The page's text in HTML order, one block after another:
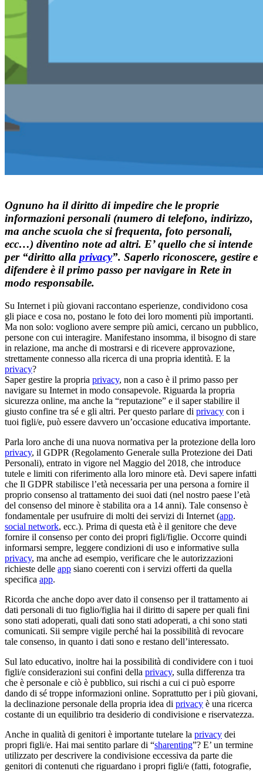
Ognuno ha il diritto di impedire che le proprie
informazioni personali (numero di telefono, indirizzo,
ma anche scuola che si frequenta, foto personali,
ecc…) diventino note ad altri. E’ quello che si intende
per “diritto alla privacy”. Saperlo riconoscere, gestire e
difendere è il primo passo per navigare in Rete in
modo responsabile.
Su Internet i più giovani raccontano esperienze, condividono cosa
gli piace e cosa no, postano le foto dei loro momenti più importanti.
Ma non solo: vogliono avere sempre più amici, cercano un pubblico,
persone con cui interagire. Manifestano insomma, il bisogno di stare
in relazione, ma anche di mostrarsi e di ricevere approvazione,
strettamente connesso alla ricerca di una propria identità. E la
privacy?
Saper gestire la propria privacy, non a caso è il primo passo per
navigare su Internet in modo consapevole. Riguarda la propria
sicurezza online, ma anche la “reputazione” e il saper stabilire il
giusto confine tra sé e gli altri. Per questo parlare di privacy con i
tuoi figli/e, può essere davvero un’occasione educativa importante.
Parla loro anche di una nuova normativa per la protezione della loro
privacy, il GDPR (Regolamento Generale sulla Protezione dei Dati
Personali), entrato in vigore nel Maggio del 2018, che introduce
tutele e limiti con riferimento alla loro minore età. Devi sapere infatti
che Il GDPR stabilisce l’età necessaria per una persona a fornire il
proprio consenso al trattamento dei suoi dati (nel nostro paese l’età
del consenso del minore è stabilita ora a 14 anni). Tale consenso è
fondamentale per usufruire di molti dei servizi di Internet (app.
social network, ecc.). Prima di questa età è il genitore che deve
fornire il consenso per conto dei propri figli/figlie. Occorre quindi
informarsi sempre, leggere condizioni di uso e informative sulla
privacy, ma anche ad esempio, verificare che le autorizzazioni
richieste delle app siano coerenti con i servizi offerti da quella
specifica app.
Ricorda che anche dopo aver dato il consenso per il trattamento ai
dati personali di tuo figlio/figlia hai il diritto di sapere per quali fini
sono stati adoperati, quali dati sono stati adoperati, a chi sono stati
comunicati. Sii sempre vigile perché hai la possibilità di revocare
tale consenso, in quanto i dati sono e restano dell’interessato.
Sul lato educativo, inoltre hai la possibilità di condividere con i tuoi
figli/e considerazioni sui confini della privacy, sulla differenza tra
che è personale e ciò è pubblico, sui rischi a cui ci può esporre
dando di sé troppe informazioni online. Soprattutto per i più giovani,
la declinazione personale della propria idea di privacy è una ricerca
costante di un equilibrio tra desiderio di condivisione e riservatezza.
Anche in qualità di genitori è importante tutelare la privacy dei
propri figli/e. Hai mai sentito parlare di “sharenting”? E’ un termine
utilizzato per descrivere la condivisione eccessiva da parte die
genitori di contenuti che riguardano i propri figli/e (fatti, fotografie,